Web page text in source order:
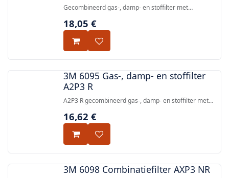
Gecombineerd gas-, damp- en stoffilter met
formaldehydenbescherming, CE-gekeurd volgens EN
herbruikbare halfgelaats- en volgelaatsmaskers via
bajonetaansluiting.
18,05 €
3M 6095 Gas-, damp- en stoffilter
A2P3 R
A2P3 R gecombineerd gas-, damp- en stoffilter met
14387:2004 + A1:2008 voor bescherming tegen
16,62 €
3M 6098 Combinatiefilter AXP3 NR